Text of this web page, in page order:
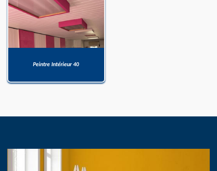
Peintre Intérieur 40